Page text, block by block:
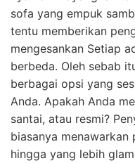
sofa yang empuk
tentu memberikan
mengesankan Setiap
berbeda. Oleh sebab
berbagai opsi yang
Anda. Apakah Anda
santai, atau resmi?
biasanya menawarkan
hingga yang lebih